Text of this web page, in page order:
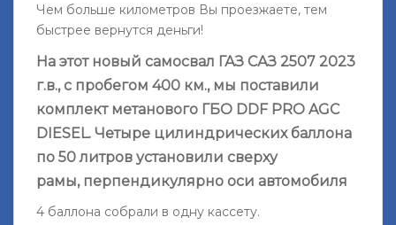
Чем больше километров Вы проезжаете, тем
быстрее вернутся деньги!
На этот новый самосвал ГАЗ САЗ 2507 2023
г.в., с пробегом 400 км., мы поставили
комплект метанового ГБО DDF PRO AGС
DIESEL. Четыре цилиндрических баллона
по 50 литров установили сверху
рамы, перпендикулярно оси автомобиля
4 баллона собрали в одну кассету.